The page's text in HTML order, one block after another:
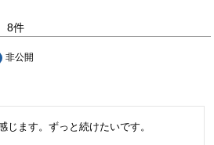
8
非公開